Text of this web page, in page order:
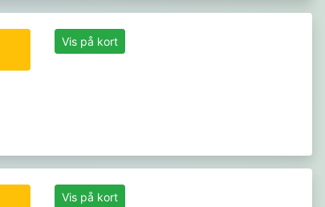
Vis på kort
Vis på kort